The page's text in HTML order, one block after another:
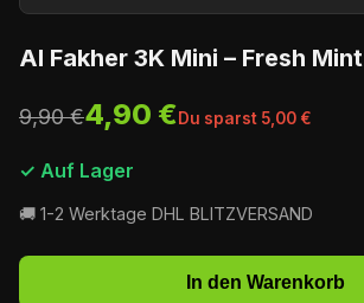
Al Fakher 3K Mini – Fresh Mint
9,90 €4,90 €Du sparst 5,00 €
✓ Auf Lager
🚚 1-2 Werktage DHL BLITZVERSAND
In den Warenkorb